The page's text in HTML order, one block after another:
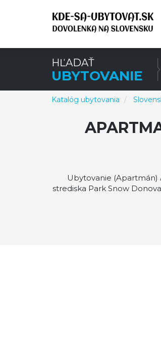
HĽADAŤ
UBYTOVANIE
Katalóg ubytovania
Ubytovanie (Apartmán)
strediska Park Snow